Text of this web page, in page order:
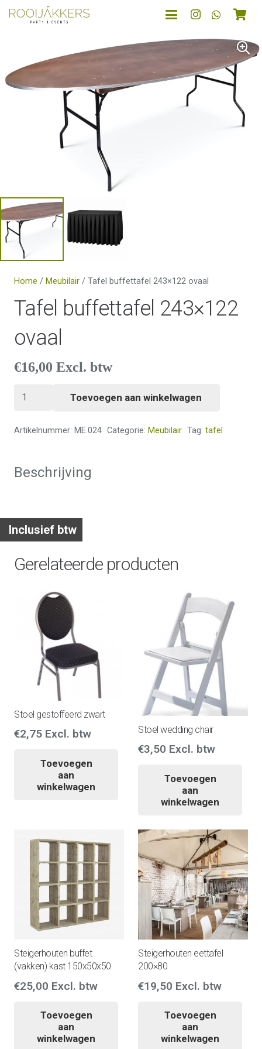
Inclusief btw
Home / Meubilair / Tafel buffettafel 243×122 ovaal
Tafel buffettafel 243×122
ovaal
€16,00 Excl. btw
243x122
Toevoegen aan winkelwagen
Artikelnummer: ME.024 Categorie: Meubilair Tag: tafel
Beschrijving
Gerelateerde producten
Stoel gestoffeerd zwart
€2,75 Excl. btw
Toevoegen
aan
winkelwagen
Stoel wedding chair
€3,50 Excl. btw
Toevoegen
aan
winkelwagen
Steigerhouten buffet
(vakken) kast 150x50x50
€25,00 Excl. btw
Toevoegen
aan
winkelwagen
Steigerhouten eettafel
200×80
€19,50 Excl. btw
Toevoegen
aan
winkelwagen